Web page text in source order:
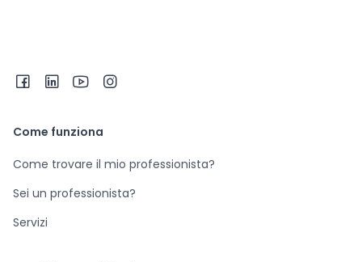
Come funziona
Come trovare il mio professionista?
Sei un professionista?
Servizi